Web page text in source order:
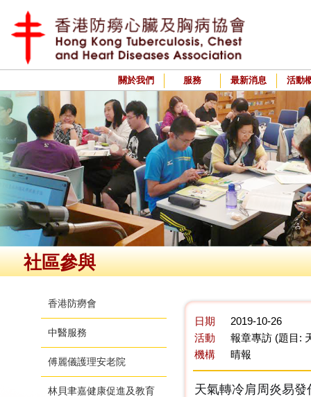
關於我們 服務 最新消息 活動
社區參與
香港防癆會
中醫服務
傅麗儀護理安老院
林貝聿嘉健康促進及教育
日期
2019-10-26
活動
報章專訪 (題目:
機構
晴報
天氣轉冷肩周炎易